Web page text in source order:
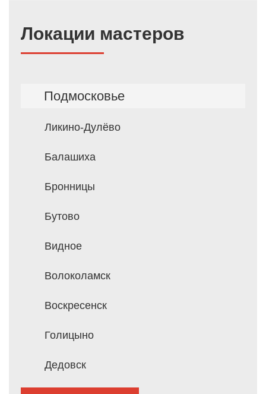
Локации мастеров
Подмосковье
Ликино-Дулёво
Балашиха
Бронницы
Бутово
Видное
Волоколамск
Воскресенск
Голицыно
Дедовск